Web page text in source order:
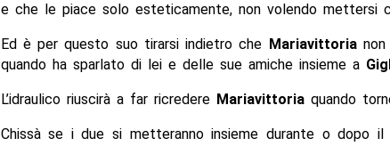
e che le piace solo esteticamente, non volendo mettersi
Ed è per questo suo tirarsi indietro che Mariavittorianon
quando ha sparlato di lei e delle sue amiche insieme a
L’idraulico riuscirà a far ricredere Mariavittoriaquando
Chissà se i due si metteranno insieme durante o dopo